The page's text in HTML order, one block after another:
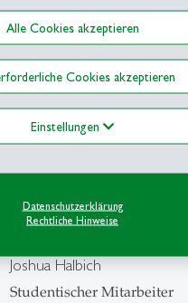
Alle Cookies akzeptieren
Cookies akzeptieren
Einstellungen
Datenschutzerklärung
Rechtliche Hinweise
Karan Haag
Studentischer Mitarbeiter
IRM-HSG
Büro 2-212
Dufourstrasse 40a
9000 St. Gallen
Joshua Halbich
Studentischer Mitarbeiter